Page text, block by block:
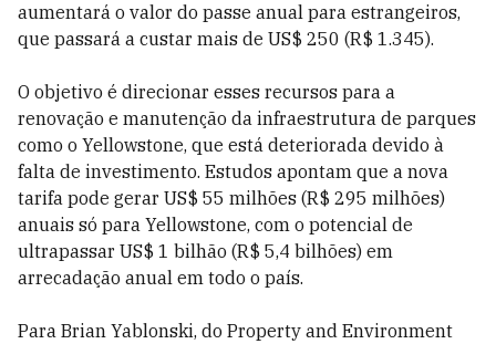
aumentará o valor do passe anual para estrangeiros,
que passará a custar mais de US$ 250 (R$ 1.345).
O objetivo é direcionar esses recursos para a
renovação e manutenção da infraestrutura de parques
como o Yellowstone, que está deteriorada devido à
falta de investimento. Estudos apontam que a nova
tarifa pode gerar US$ 55 milhões (R$ 295 milhões)
anuais só para Yellowstone, com o potencial de
ultrapassar US$ 1 bilhão (R$ 5,4 bilhões) em
arrecadação anual em todo o país.
Para Brian Yablonski, do Property and Environment